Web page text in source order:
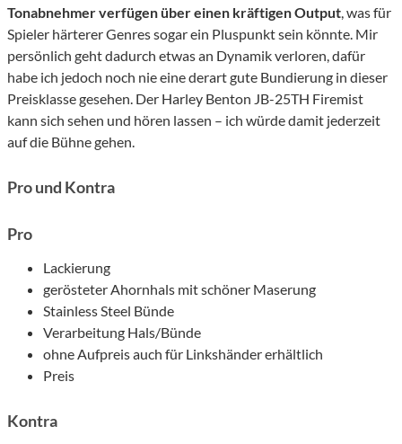
Tonabnehmer verfügen über einen kräftigen Output , was für
Spieler härterer Genres sogar ein Pluspunkt sein könnte. Mir
persönlich geht dadurch etwas an Dynamik verloren, dafür
habe ich jedoch noch nie eine derart gute Bundierung in dieser
Preisklasse gesehen. Der Harley Benton JB-25TH Firemist
kann sich sehen und hören lassen – ich würde damit jederzeit
auf die Bühne gehen.
Pro und Kontra
Pro
Lackierung
gerösteter Ahornhals mit schöner Maserung
Stainless Steel Bünde
Verarbeitung Hals/Bünde
ohne Aufpreis auch für Linkshänder erhältlich
Preis
Kontra